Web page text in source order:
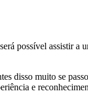
possível assistir a
disso muito se
e